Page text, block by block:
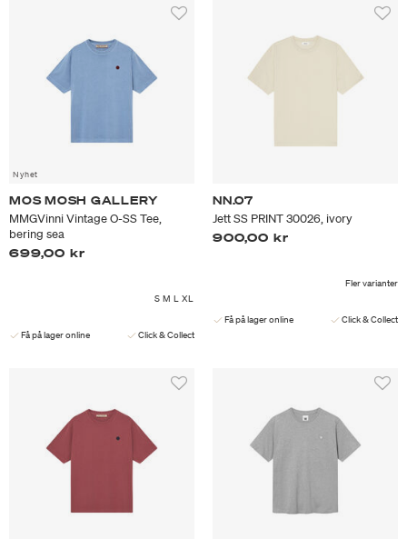
Nyhet
MOS MOSH GALLERY
MMGVinni Vintage O-SS Tee,
bering sea
699,00 kr
S M L XL
Få på lager online Click & Collect
NN.07
Jett SS PRINT 30026, ivory
900,00 kr
Fler varianter
Få på lager online Click & Collect